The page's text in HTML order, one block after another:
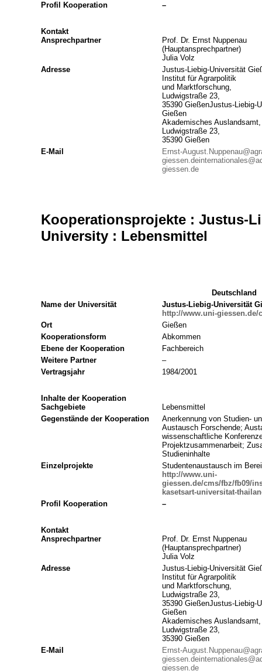
Profil Kooperation
–
Kontakt
Ansprechpartner
Prof. Dr. Ernst Nuppenau
(Hauptansprechpartner)
Julia Volz
Adresse
Justus-Liebig-Universität
Institut für Agrarpolitik
und Marktforschung,
Ludwigstraße 23,
35390 GießenJustus-Liebig-
Gießen
Akademisches Auslandsamt,
Ludwigstraße 23,
35390 Gießen
E-Mail
Ernst-
giessen.de
giessen.de
Kooperationsprojekte : Justus-
University : Lebensmittel
Deutschland
Name der Universität
Justus-Liebig-Universität
http://www.uni-giessen.de/
Ort
Gießen
Kooperationsform
Abkommen
Ebene der Kooperation
Fachbereich
Weitere Partner
–
Vertragsjahr
1984/2001
Inhalte der Kooperation
Sachgebiete
Lebensmittel
Gegenstände der Kooperation
Anerkennung von Studien-
Austausch Forschende;
wissenschaftliche
Projektzusammenarbeit;
Studieninhalte
Einzelprojekte
Studentenaustausch im
http://www.uni-
giessen.de/cms/fbz/fb09/
kasetsart-universitat-
Profil Kooperation
–
Kontakt
Ansprechpartner
Prof. Dr. Ernst Nuppenau
(Hauptansprechpartner)
Julia Volz
Adresse
Justus-Liebig-Universität
Institut für Agrarpolitik
und Marktforschung,
Ludwigstraße 23,
35390 GießenJustus-Liebig-
Gießen
Akademisches Auslandsamt,
Ludwigstraße 23,
35390 Gießen
E-Mail
Ernst-
giessen.de
giessen.de